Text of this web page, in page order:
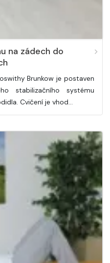
na zádech do
Brunkow je postaven
stabilizačního systému
Cvičení je vhod…